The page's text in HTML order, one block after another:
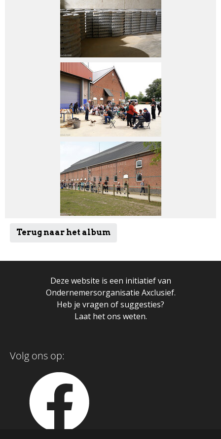
Terug naar het album
Deze website is een initiatief van
Ondernemersorganisatie Axclusief.
Heb je vragen of suggesties?
Laat het ons weten.
Volg ons op: